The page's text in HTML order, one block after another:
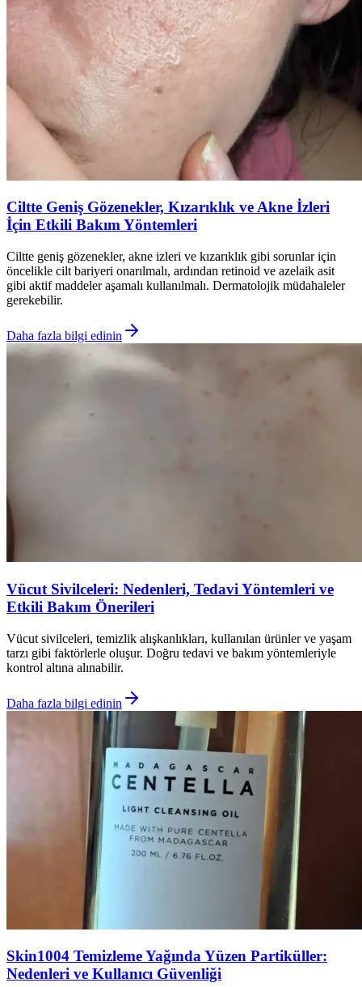
Ciltte Geniş Gözenekler, Kızarıklık ve Akne İzleri
İçin Etkili Bakım Yöntemleri
Ciltte geniş gözenekler, akne izleri ve kızarıklık gibi sorunlar için
öncelikle cilt bariyeri onarılmalı, ardından retinoid ve azelaik asit
gibi aktif maddeler aşamalı kullanılmalı. Dermatolojik müdahaleler
gerekebilir.
Daha fazla bilgi edinin
Vücut Sivilceleri: Nedenleri, Tedavi Yöntemleri ve
Etkili Bakım Önerileri
Vücut sivilceleri, temizlik alışkanlıkları, kullanılan ürünler ve yaşam
tarzı gibi faktörlerle oluşur. Doğru tedavi ve bakım yöntemleriyle
kontrol altına alınabilir.
Daha fazla bilgi edinin
Skin1004 Temizleme Yağında Yüzen Partiküller:
Nedenleri ve Kullanıcı Güvenliği